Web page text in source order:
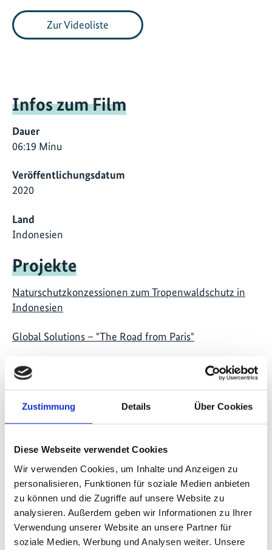
Zustimmung Details Über Cookies
Diese Webseite verwendet Cookies
Wir verwenden Cookies, um Inhalte und Anzeigen zu
personalisieren, Funktionen für soziale Medien anbieten
zu können und die Zugriffe auf unsere Website zu
analysieren. Außerdem geben wir Informationen zu Ihrer
Verwendung unserer Website an unsere Partner für
soziale Medien, Werbung und Analysen weiter. Unsere
Zur Videoliste
Infos zum Film
Dauer
06:19 Minu
Veröffentlichungsdatum
2020
Land
Indonesien
Projekte
Naturschutzkonzessionen zum Tropenwaldschutz in
Indonesien
Global Solutions – "The Road from Paris"
Globale Ideen